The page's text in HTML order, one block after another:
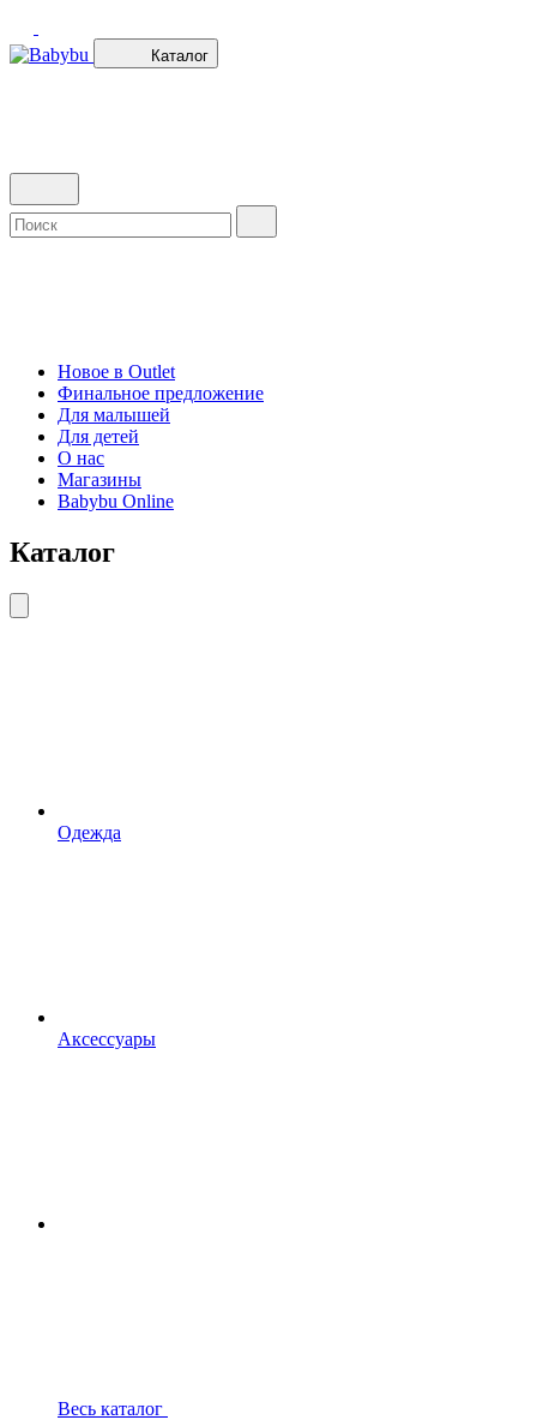
Каталог
Новое в Outlet
Финальное предложение
Для малышей
Для детей
О нас
Магазины
Babybu Online
Каталог
Одежда
Аксессуары
Весь каталог